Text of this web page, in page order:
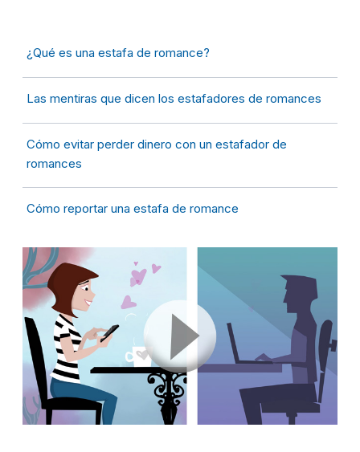
¿Qué es una estafa de romance?
Las mentiras que dicen los estafadores de romances
Cómo evitar perder dinero con un estafador de
romances
Cómo reportar una estafa de romance